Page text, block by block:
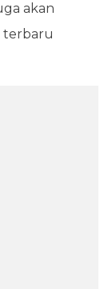
akan
terbaru